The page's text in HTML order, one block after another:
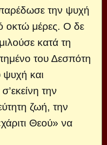
την ψυχή
οκτώ μέρες. Ο δε
κατά τη
του Δεσπότη
ψυχή και
την
ζωή, την
Θεού» να